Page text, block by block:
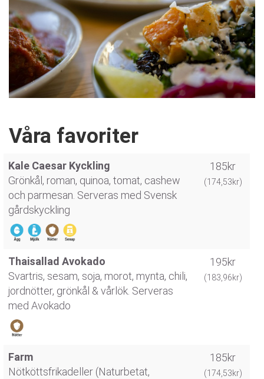
Våra favoriter
Kale Caesar Kyckling
Grönkål, roman, quinoa, tomat, cashew
och parmesan. Serveras med Svensk
gårdskyckling
185kr
(174,53kr)
Thaisallad Avokado
Svartris, sesam, soja, morot, mynta, chili,
jordnötter, grönkål & vårlök. Serveras
med Avokado
195kr
(183,96kr)
Farm
Nötköttsfrikadeller (Naturbetat,
185kr
(174,53kr)